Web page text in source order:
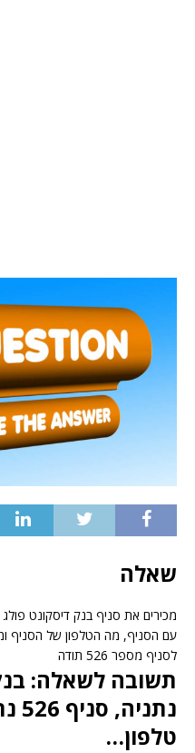
שאלה
מכירים את סניף בנק דיסקונט
עם הסניף, מה הטלפון של הסניף
לסניף מספר 526 תודה
תשובה לשאלה:
טלפון…